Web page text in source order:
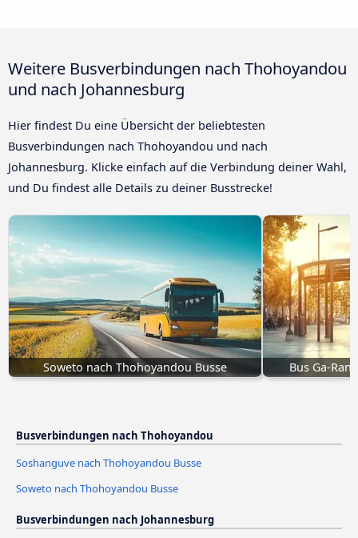
Weitere Busverbindungen nach Thohoyandou
und nach Johannesburg
Hier findest Du eine Übersicht der beliebtesten
Busverbindungen nach Thohoyandou und nach
Johannesburg. Klicke einfach auf die Verbindung deiner Wahl,
und Du findest alle Details zu deiner Busstrecke!
Soweto nach Thohoyandou Busse Bus Ga-
Busverbindungen nach Thohoyandou
Soshanguve nach Thohoyandou Busse
Soweto nach Thohoyandou Busse
Busverbindungen nach Johannesburg